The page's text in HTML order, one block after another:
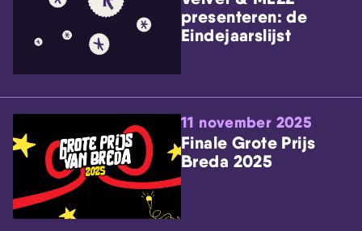
presenteren: de
Eindejaarslijst
11 november 2025
Finale Grote Prijs
Breda 2025